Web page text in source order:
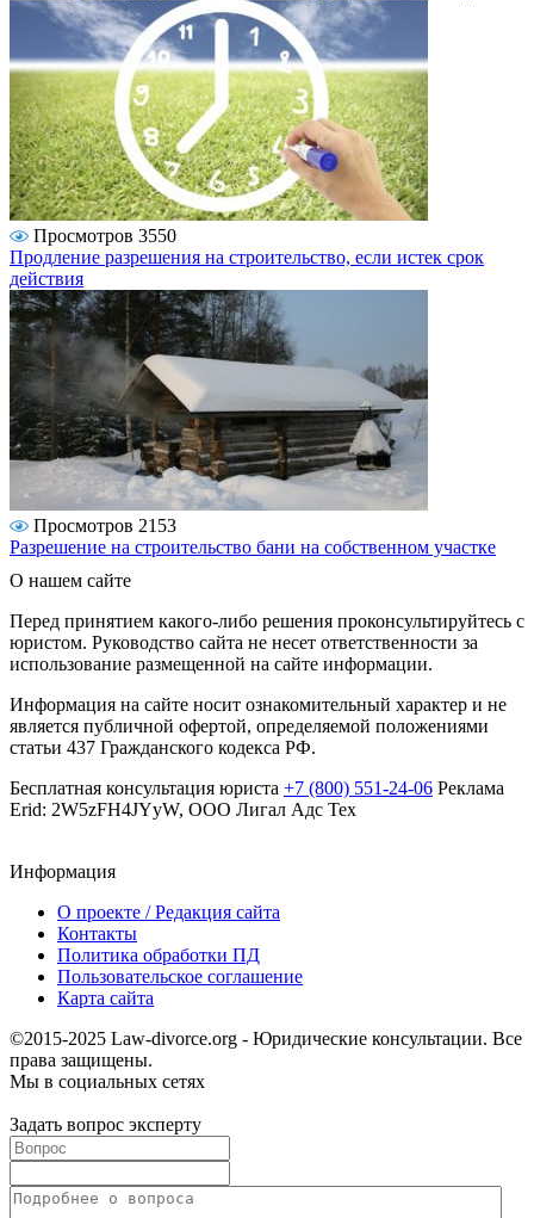
Просмотров 3550
Продление разрешения на строительство, если истек срок
действия
Просмотров 2153
Разрешение на строительство бани на собственном участке
О нашем сайте
Перед принятием какого-либо решения проконсультируйтесь с
юристом. Руководство сайта не несет ответственности за
использование размещенной на сайте информации.
Информация на сайте носит ознакомительный характер и не
является публичной офертой, определяемой положениями
статьи 437 Гражданского кодекса РФ.
Бесплатная консультация юриста +7 (800) 551-24-06 Реклама
Erid: 2W5zFH4JYyW, ООО Лигал Адс Тех
Информация
О проекте / Редакция сайта
Контакты
Политика обработки ПД
Пользовательское соглашение
Карта сайта
©2015-2025 Law-divorce.org - Юридические консультации. Все
права защищены.
Мы в социальных сетях
Задать вопрос эксперту